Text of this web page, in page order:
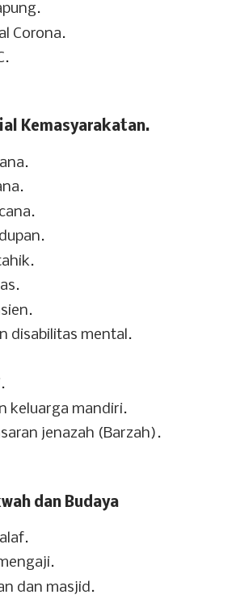
Corona.
Kemasyarakatan.
disabilitas mental.
keluarga mandiri.
jenazah (Barzah).
dan Budaya
dan masjid.